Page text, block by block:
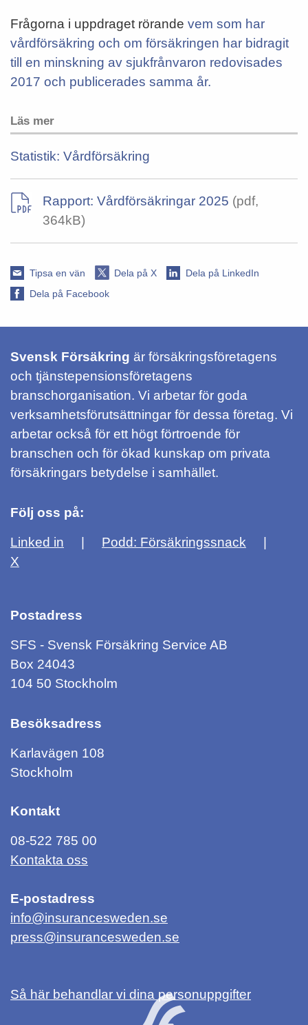
Frågorna i uppdraget rörande vem som har
vårdförsäkring och om försäkringen har bidragit
till en minskning av sjukfrånvaron redovisades
2017 och publicerades samma år.
Läs mer
Statistik: Vårdförsäkring
Rapport: Vårdförsäkringar 2025 (pdf,
364kB)
Tipsa en vän Dela på X
Dela på LinkedIn
Dela på Facebook
Svensk Försäkring är försäkringsföretagens
och tjänstepensionsföretagens
branschorganisation. Vi arbetar för goda
verksamhetsförutsättningar för dessa företag. Vi
arbetar också för ett högt förtroende för
branschen och för ökad kunskap om privata
försäkringars betydelse i samhället.
Följ oss på:
Linked in
Podd: Försäkringssnack
X
Postadress
SFS - Svensk Försäkring Service AB
Box 24043
104 50 Stockholm
Besöksadress
Karlavägen 108
Stockholm
Kontakt
08-522 785 00
Kontakta oss
E-postadress
info@insurancesweden.se
press@insurancesweden.se
Så här behandlar vi dina personuppgifter